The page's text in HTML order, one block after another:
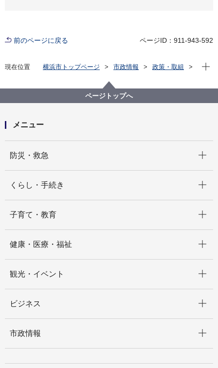
前のページに戻る ページID：911-943-592
現在位置 横浜市トップページ 市政情報
政策・取組
横浜市神奈川県調整会議
現在
ページトップへ
メニュー
防災・救急
くらし・手続き
子育て・教育
健康・医療・福祉
観光・イベント
ビジネス
市政情報